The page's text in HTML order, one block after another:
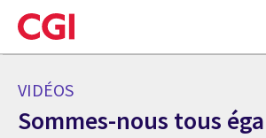
Skip
to
main
VIDÉOS
Sommes-nous tous